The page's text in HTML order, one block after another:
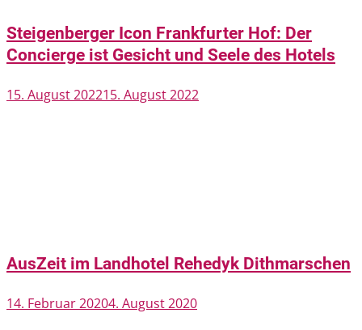
Steigenberger Icon Frankfurter Hof: Der
Concierge ist Gesicht und Seele des Hotels
15. August 202215. August 2022
AusZeit im Landhotel Rehedyk Dithmarschen
14. Februar 20204. August 2020